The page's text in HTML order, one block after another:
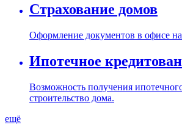
Страхование домов
Оформление документов в офисе
Ипотечное
Возможность получения
строительство дома.
ещё